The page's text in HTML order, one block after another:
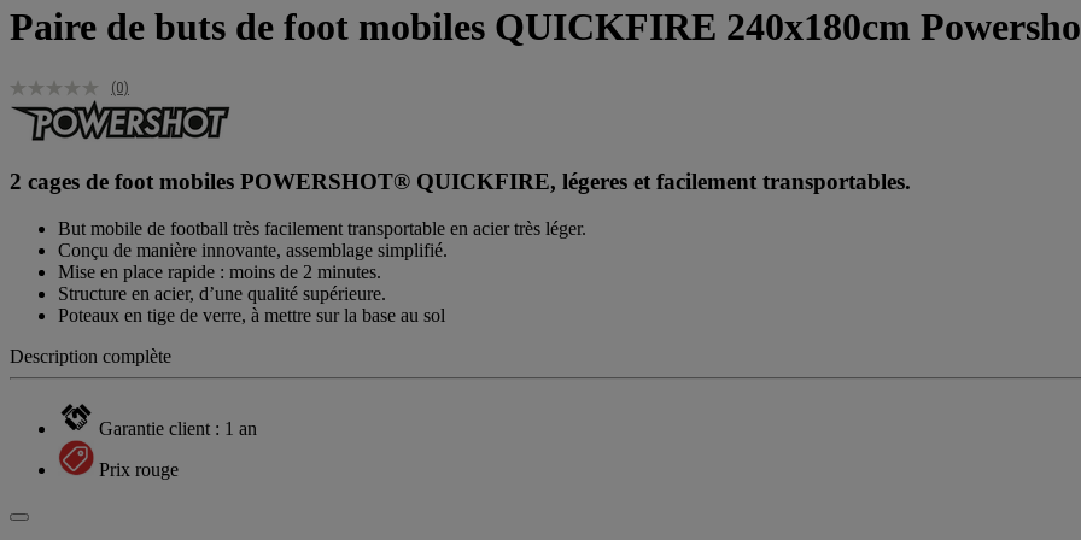
Paire de buts de foot mobiles QUICKFIRE 240x180cm
(0)
2 cages de foot mobiles POWERSHOT® QUICKFIRE, légeres et facilement transportables.
But mobile de football très facilement transportable en acier très léger.
Conçu de manière innovante, assemblage simplifié.
Mise en place rapide : moins de 2 minutes.
Structure en acier, d’une qualité supérieure.
Poteaux en tige de verre, à mettre sur la base au sol
Description complète
Garantie client : 1 an
Prix rouge